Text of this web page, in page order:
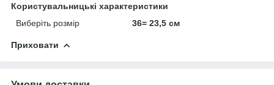
Користувальницькі характеристики
Виберіть розмір
36= 23,5 см
Приховати